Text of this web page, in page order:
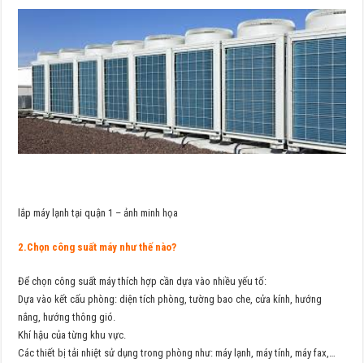
lắp máy lạnh tại quận 1 – ảnh minh họa
2.Chọn công suất máy như thế nào?
Để chọn công suất máy thích hợp cần dựa vào nhiều yếu tố:
Dựa vào kết cấu phòng: diện tích phòng, tường bao che, cửa kính, hướng
nắng, hướng thông gió.
Khí hậu của từng khu vực.
Các thiết bị tải nhiệt sử dụng trong phòng như: máy lạnh, máy tính, máy fax,…